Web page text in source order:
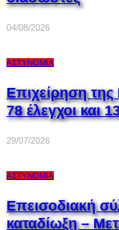
04/08/2026
ΑΣΤΥΝΟΜΊΑ
Επιχείρηση
78 έλεγχοι και
29/07/2026
ΑΣΤΥΝΟΜΊΑ
Επεισοδιακή
καταδίωξη –